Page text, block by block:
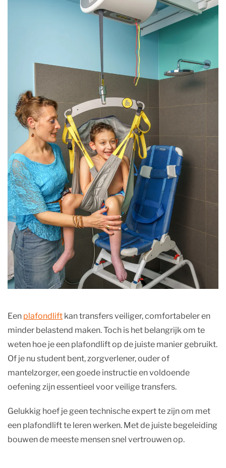
Een plafondlift kan transfers veiliger, comfortabeler en
minder belastend maken. Toch is het belangrijk om te
weten hoe je een plafondlift op de juiste manier gebruikt.
Of je nu student bent, zorgverlener, ouder of
mantelzorger, een goede instructie en voldoende
oefening zijn essentieel voor veilige transfers.
Gelukkig hoef je geen technische expert te zijn om met
een plafondlift te leren werken. Met de juiste begeleiding
bouwen de meeste mensen snel vertrouwen op.